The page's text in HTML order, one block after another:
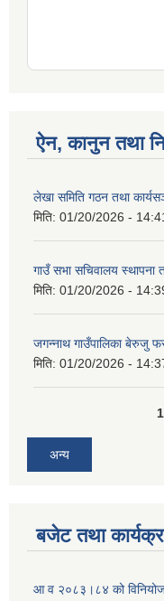
ऐन, कानुन तथा
लेखा समिति गठन तथा
मिति: 01/20/2026 -
गाउँ सभा सचिवालय स्थापना
मिति: 01/20/2026 -
जगन्नाथ गाउँपालिका बेरुजु
मिति: 01/20/2026 -
अन्य
बजेट तथा
आ व २०८३।८४ को